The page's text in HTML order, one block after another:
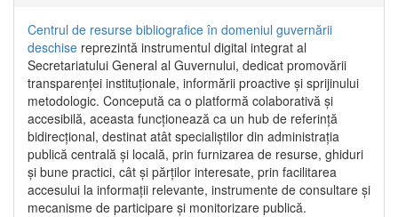
Centrul de resurse bibliografice în domeniul guvernării
deschise reprezintă instrumentul digital integrat al
Secretariatului General al Guvernului, dedicat promovării
transparenței instituționale, informării proactive și sprijinului
metodologic. Concepută ca o platformă colaborativă și
accesibilă, aceasta funcționează ca un hub de referință
bidirecțional, destinat atât specialiștilor din administrația
publică centrală și locală, prin furnizarea de resurse, ghiduri
și bune practici, cât și părților interesate, prin facilitarea
accesului la informații relevante, instrumente de consultare și
mecanisme de participare și monitorizare publică.